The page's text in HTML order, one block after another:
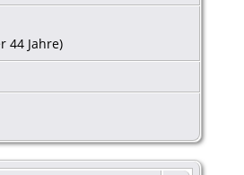
44 Jahre)